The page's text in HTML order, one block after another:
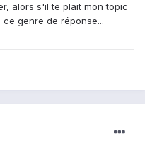
alors s'il te plait mon topic
genre de réponse...